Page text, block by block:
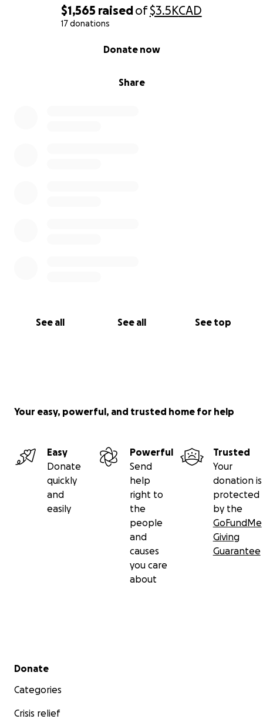
$1,565 raisedof$3.5KCAD
17 donations
Share
Donate now
See all See all See top
Your easy, powerful, and trusted home for help
Easy
Donate
quickly
and
easily
Powerful
Send
help
right to
the
people
and
causes
you care
about
Trusted
Your
donation is
protected
by the
GoFundMe
Giving
Guarantee
Secondary menu
Donate
Categories
Crisis relief